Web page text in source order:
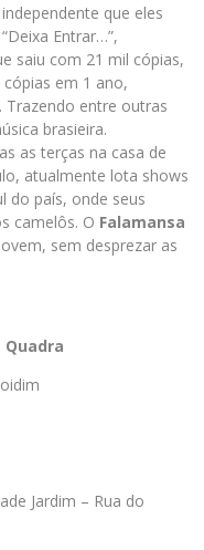
que eles
Entrar…”,
saiu com 21 mil cópias,
em 1 ano,
Trazendo entre outras
brasieira.
as terças na casa de
atualmente lota shows
do país, onde seus
camelôs. O Falamansa
sem desprezar as
Quadra
Jardim – Rua do